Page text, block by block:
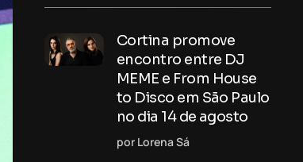
Cortina promove
encontro entre DJ
MEME e From House
to Disco em São Paulo
no dia 14 de agosto
por Lorena Sá